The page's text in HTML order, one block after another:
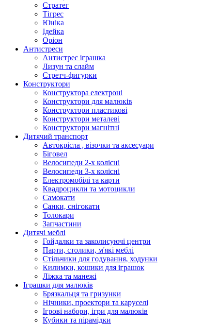
Стратег
Тігрес
Юніка
Ідейка
Оріон
Антистреси
Антистрес іграшка
Лизун та слайм
Стретч-фигурки
Конструктори
Конструктора електроні
Конструктори для малюків
Конструктори пластикові
Конструктори металеві
Конструктори магнітні
Дитячий транспорт
Автокрісла , візочки та аксесуари
Біговел
Велосипеди 2-х колісні
Велосипеди 3-х колісні
Електромобілі та карти
Квадроцикли та мотоцикли
Самокати
Санки, снігокати
Толокари
Запчастини
Дитячі меблі
Гойдалки та заколисуючі центри
Парти, столики, м'які меблі
Стільчики для годування, ходунки
Килимки, кошики для іграшок
Ліжка та манежі
Іграшки для малюків
Брязкальця та гризунки
Нічники, проектори та каруселі
Ігрові набори, ігри для малюків
Кубики та пірамідки